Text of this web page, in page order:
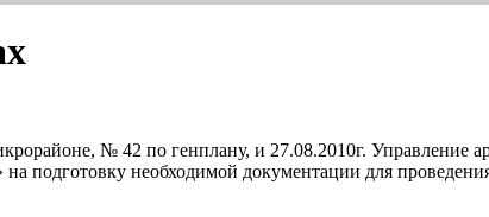
№ 42 по генплану, и 27.08.2010г. Управление
подготовку необходимой документации для